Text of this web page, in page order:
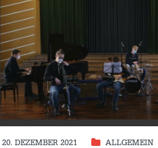
20. DEZEMBER 2021 ALLGEMEIN